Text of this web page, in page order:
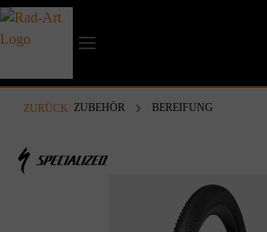
springen
ZURÜCK ZUBEHÖR BEREIFUNG